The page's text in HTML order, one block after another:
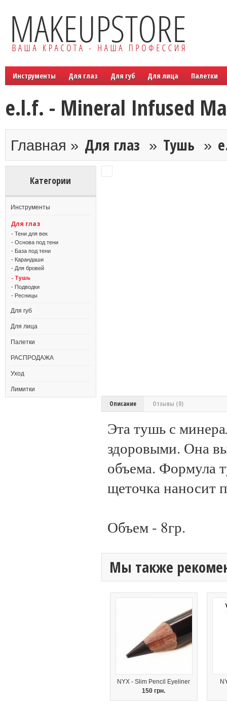
Инструменты Для глаз Для губ Для лица Палетки
e.l.f. - Mineral Infused
Главная » Для глаз » Тушь »
Категории
Инструменты
Для глаз
- Тени для век
- Основа под тени
- База под тени
- Карандаши
- Для бровей
- Тушь
- Подводки
- Ресницы
Для губ
Для лица
Палетки
РАСПРОДАЖА
Уход
Лимитки
Описание Отзывы (0)
Эта тушь с
здоровыми. Она
объема. Формула
щеточка наносит
Объем - 8гр.
Мы также
NYX - Slim Pencil Eyeliner
150 грн.